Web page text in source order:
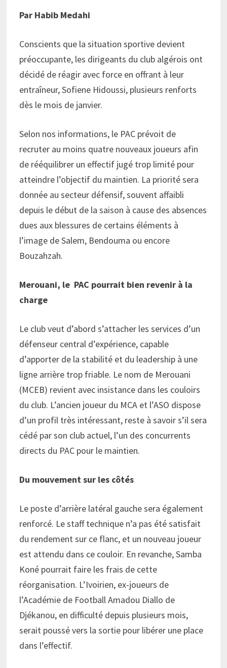
Par Habib Medahi
Conscients que la situation sportive devient
préoccupante, les dirigeants du club algérois ont
décidé de réagir avec force en offrant à leur
entraîneur, Sofiene Hidoussi, plusieurs renforts
dès le mois de janvier.
Selon nos informations, le PAC prévoit de
recruter au moins quatre nouveaux joueurs afin
de rééquilibrer un effectif jugé trop limité pour
atteindre l’objectif du maintien. La priorité sera
donnée au secteur défensif, souvent affaibli
depuis le début de la saison à cause des absences
dues aux blessures de certains éléments à
l’image de Salem, Bendouma ou encore
Bouzahzah.
Merouani, le PAC pourrait bien revenir à la
charge
Le club veut d’abord s’attacher les services d’un
défenseur central d’expérience, capable
d’apporter de la stabilité et du leadership à une
ligne arrière trop friable. Le nom de Merouani
(MCEB) revient avec insistance dans les couloirs
du club. L’ancien joueur du MCA et l’ASO dispose
d’un profil très intéressant, reste à savoir s’il sera
cédé par son club actuel, l’un des concurrents
directs du PAC pour le maintien.
Du mouvement sur les côtés
Le poste d’arrière latéral gauche sera également
renforcé. Le staff technique n’a pas été satisfait
du rendement sur ce flanc, et un nouveau joueur
est attendu dans ce couloir. En revanche, Samba
Koné pourrait faire les frais de cette
réorganisation. L’Ivoirien, ex-joueurs de
l’Académie de Football Amadou Diallo de
Djékanou, en difficulté depuis plusieurs mois,
serait poussé vers la sortie pour libérer une place
dans l’effectif.